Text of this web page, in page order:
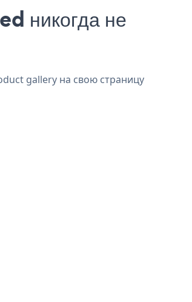
никогда не
gallery на свою страницу